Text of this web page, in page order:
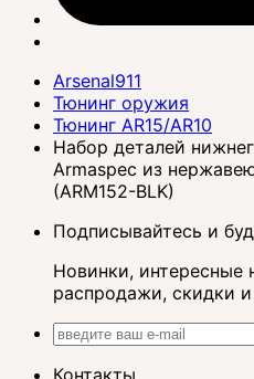
Arsenal911
Тюнинг оружия
Тюнинг AR15/AR10
Набор деталей
Armaspec из
(ARM152-BLK)
Подписывайтесь и
Новинки, интересные
распродажи, скидки